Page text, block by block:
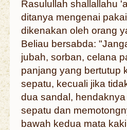
Rasulullah shallallahu
ditanya mengenai
dikenakan oleh orang
Beliau bersabda:
jubah, sorban, celana
panjang yang bertutup
sepatu, kecuali jika
dua sandal,
sepatu dan
bawah kedua mata